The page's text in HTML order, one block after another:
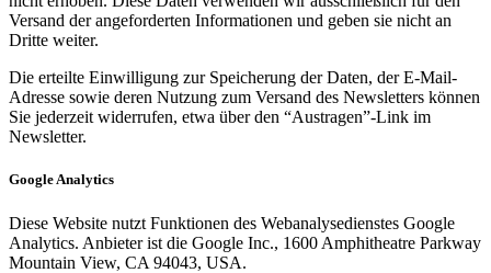
Versand der angeforderten Informationen und geben sie nicht an
Dritte weiter.
Die erteilte Einwilligung zur Speicherung der Daten, der E-Mail-
Adresse sowie deren Nutzung zum Versand des Newsletters können
Sie jederzeit widerrufen, etwa über den “Austragen”-Link im
Newsletter.
Google Analytics
Diese Website nutzt Funktionen des Webanalysedienstes Google
Analytics. Anbieter ist die Google Inc., 1600 Amphitheatre Parkway
Mountain View, CA 94043, USA.